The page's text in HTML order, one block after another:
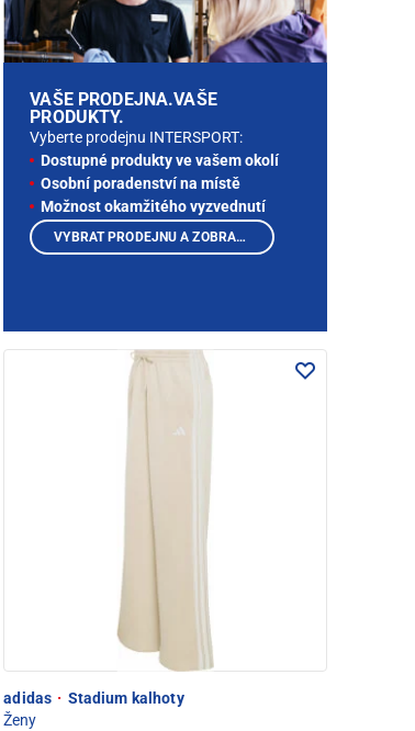
adidas · Stadium kalhoty
Ženy
VAŠE PRODEJNA.VAŠE
PRODUKTY.
Vyberte prodejnu INTERSPORT:
Dostupné produkty ve vašem okolí
Osobní poradenství na místě
Možnost okamžitého vyzvednutí
VYBRAT PRODEJNU A ZOBRAZIT PRODUKTY